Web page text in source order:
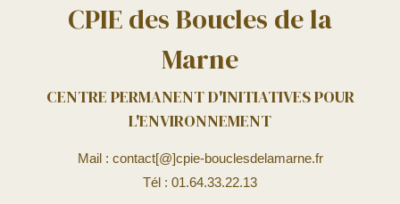
CPIE des Boucles de la
Marne
CENTRE PERMANENT D'INITIATIVES POUR
L'ENVIRONNEMENT
Mail : contact[@]cpie-bouclesdelamarne.fr
Tél : 01.64.33.22.13